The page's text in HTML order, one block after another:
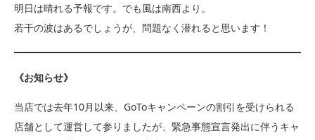
明日は晴れる予報です。でも風は南西より。
若干の波はあるでしょうが、問題なく潜れると思います！
《お知らせ》
当店では去年10月以来、GoToキャンペーンの割引を受けられる
店舗として運営して参りましたが、緊急事態宣言発出に伴うキャ